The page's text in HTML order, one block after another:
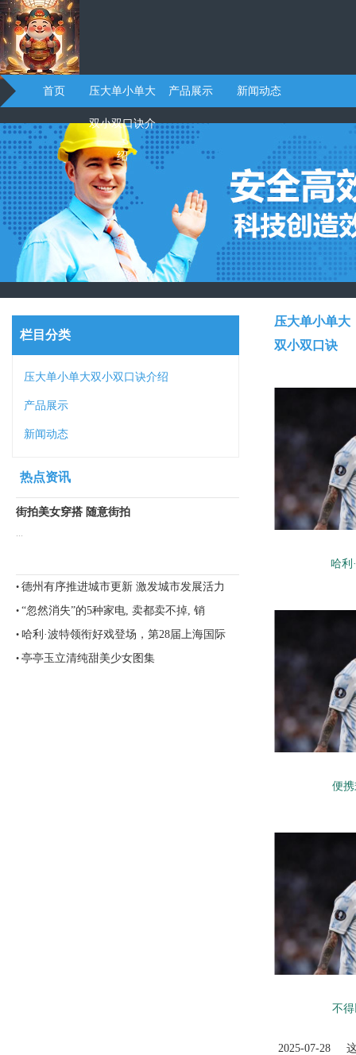
首页 压大单小单大
双小双口诀介
绍
产品展示 新闻动态
栏目分类
压大单小单大双小双口诀介绍
产品展示
新闻动态
热点资讯
街拍美女穿搭 随意街拍
...
• 德州有序推进城市更新 激发城市发展活力
• “忽然消失”的5种家电, 卖都卖不掉, 销
• 哈利·波特领衔好戏登场，第28届上海国际
• 亭亭玉立清纯甜美少女图集
压大单小单大
双小双口诀
哈利
便
不
2025-07-28